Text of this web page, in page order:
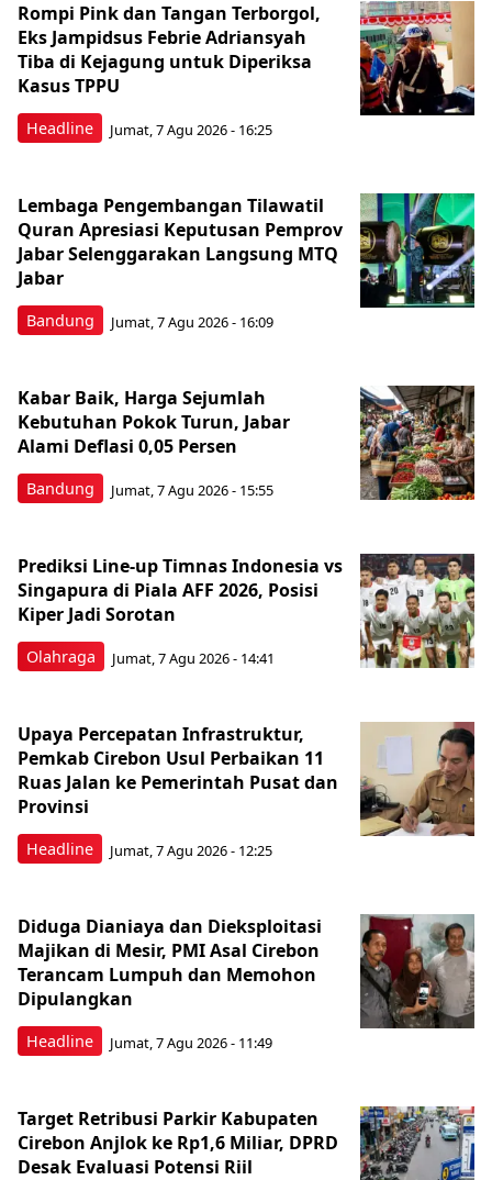
Headline
Rompi Pink dan Tangan Terborgol,
Eks Jampidsus Febrie Adriansyah
Tiba di Kejagung untuk Diperiksa
Kasus TPPU
Jumat, 7 Agu 2026 - 16:25
Bandung
Lembaga Pengembangan Tilawatil
Quran Apresiasi Keputusan Pemprov
Jabar Selenggarakan Langsung MTQ
Jabar
Jumat, 7 Agu 2026 - 16:09
Bandung
Kabar Baik, Harga Sejumlah
Kebutuhan Pokok Turun, Jabar
Alami Deflasi 0,05 Persen
Jumat, 7 Agu 2026 - 15:55
Olahraga
Prediksi Line-up Timnas Indonesia vs
Singapura di Piala AFF 2026, Posisi
Kiper Jadi Sorotan
Jumat, 7 Agu 2026 - 14:41
Headline
Upaya Percepatan Infrastruktur,
Pemkab Cirebon Usul Perbaikan 11
Ruas Jalan ke Pemerintah Pusat dan
Provinsi
Jumat, 7 Agu 2026 - 12:25
Headline
Diduga Dianiaya dan Dieksploitasi
Majikan di Mesir, PMI Asal Cirebon
Terancam Lumpuh dan Memohon
Dipulangkan
Jumat, 7 Agu 2026 - 11:49
Target Retribusi Parkir Kabupaten
Cirebon Anjlok ke Rp1,6 Miliar, DPRD
Desak Evaluasi Potensi Riil